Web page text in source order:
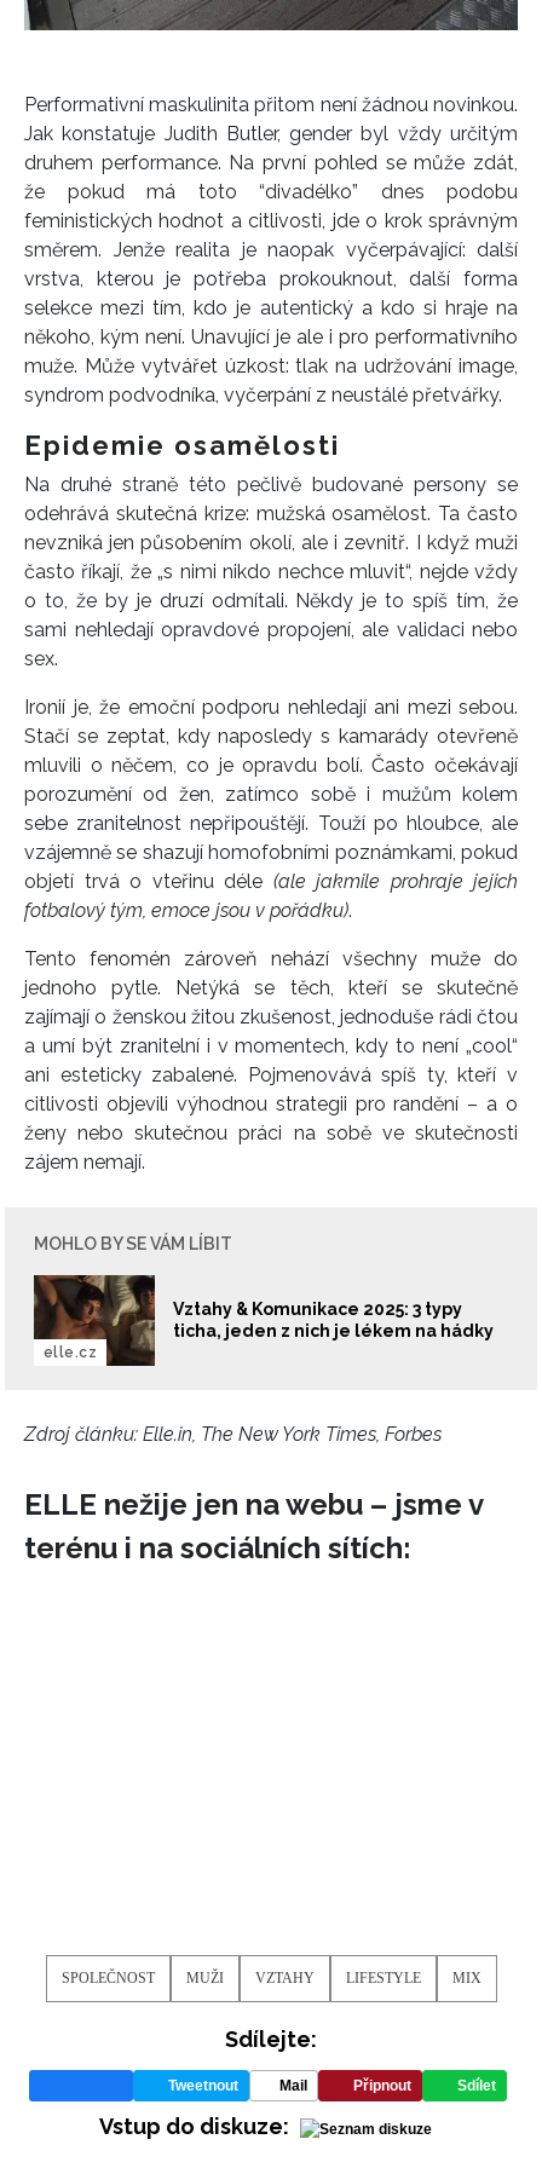
INFORMACE
REDAKCE
NEWSLETTER
Performativní maskulinita přitom není žádnou novinkou.
Jak konstatuje Judith Butler, gender byl vždy určitým
druhem performance. Na první pohled se může zdát,
že pokud má toto “divadélko” dnes podobu
feministických hodnot a citlivosti, jde o krok správným
směrem. Jenže realita je naopak vyčerpávající: další
vrstva, kterou je potřeba prokouknout, další forma
selekce mezi tím, kdo je autentický a kdo si hraje na
někoho, kým není. Unavující je ale i pro performativního
muže. Může vytvářet úzkost: tlak na udržování image,
syndrom podvodníka, vyčerpání z neustálé přetvářky.
Epidemie osamělosti
Na druhé straně této pečlivě budované persony se
odehrává skutečná krize: mužská osamělost. Ta často
nevzniká jen působením okolí, ale i zevnitř. I když muži
často říkají, že „s nimi nikdo nechce mluvit“, nejde vždy
o to, že by je druzí odmítali. Někdy je to spíš tím, že
sami nehledají opravdové propojení, ale validaci nebo
sex.
Ironií je, že emoční podporu nehledají ani mezi sebou.
Stačí se zeptat, kdy naposledy s kamarády otevřeně
mluvili o něčem, co je opravdu bolí. Často očekávají
porozumění od žen, zatímco sobě i mužům kolem
sebe zranitelnost nepřipouštějí. Touží po hloubce, ale
vzájemně se shazují homofobními poznámkami, pokud
objetí trvá o vteřinu déle (ale jakmile prohraje jejich
fotbalový tým, emoce jsou v pořádku).
Tento fenomén zároveň nehází všechny muže do
jednoho pytle. Netýká se těch, kteří se skutečně
zajímají o ženskou žitou zkušenost, jednoduše rádi čtou
a umí být zranitelní i v momentech, kdy to není „cool“
ani esteticky zabalené. Pojmenovává spíš ty, kteří v
citlivosti objevili výhodnou strategii pro randění – a o
ženy nebo skutečnou práci na sobě ve skutečnosti
zájem nemají.
MOHLO BY SE VÁM LÍBIT
Vztahy & Komunikace 2025: 3 typy
ticha, jeden z nich je lékem na hádky
elle.cz
Zdroj článku: Elle.in, The New York Times, Forbes
ELLE nežije jen na webu – jsme v
terénu i na sociálních sítích:
SPOLEČNOST MUŽI VZTAHY LIFESTYLE MIX
Sdílejte:
Tweetnout Mail Připnout Sdílet
Vstup do diskuze: